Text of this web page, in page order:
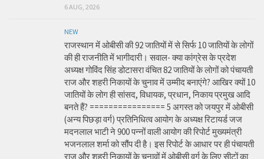
6 AUG, 2026
NEW
राजस्थान में ओबीसी की 92 जातियों में से सिर्फ 10 जातियों के लोगों
की ही राजनीति में भागीदारी। सवाल- क्या कांग्रेस के प्रदेश
अध्यक्ष गोविंद सिंह डोटासरा वंचित 82 जातियों के लोगों को पंचायती
राज और शहरी निकायों के चुनाव में उम्मीद बनाएंगे? आखिर क्यों 10
जातियों के लोग ही सांसद, विधायक, प्रधान, निकाय प्रमुख आदि
बनते हैं? ================ 5 अगस्त को जयपुर में ओबीसी
(अन्य पिछड़ा वर्ग) प्रतिनिधित्व आयोग के अध्यक्ष रिटायर्ड जज
मदनलाल भाटी ने 900 पन्नों वाली आयोग की रिपोर्ट मुख्यमंत्री
भजनलाल शर्मा को सौंप दी है। इस रिपोर्ट के आधार पर ही पंचायती
राज और शहरी निकायों के चुनावों में ओबीसी वर्ग के लिए सीटों का